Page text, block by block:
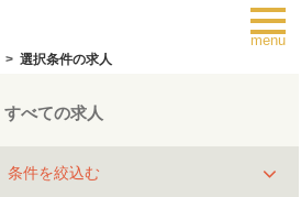
menu
選択条件の求人
すべての求人
条件を絞込む